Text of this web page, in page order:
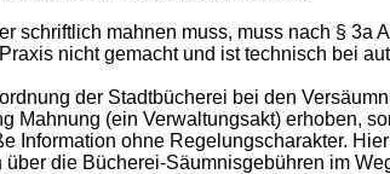
schriftlich mahnen muss, muss nach §
nicht gemacht und ist technisch bei
der Stadtbücherei bei den
Mahnung (ein Verwaltungsakt) erhoben,
Information ohne Regelungscharakter.
die Bücherei-Säumnisgebühren im